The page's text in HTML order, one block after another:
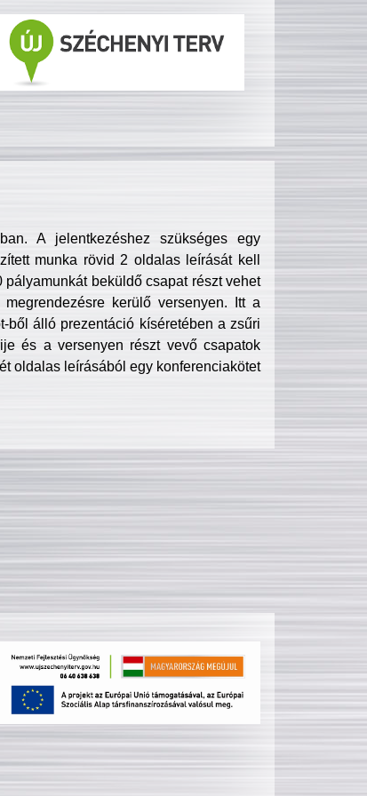
A jelentkezéshez szükséges egy
munka rövid 2 oldalas leírását kell
beküldő csapat részt vehet
megrendezésre kerülő versenyen. Itt a
ből álló prezentáció kíséretében a zsűri
és a versenyen részt vevő csapatok
oldalas leírásából egy konferenciakötet